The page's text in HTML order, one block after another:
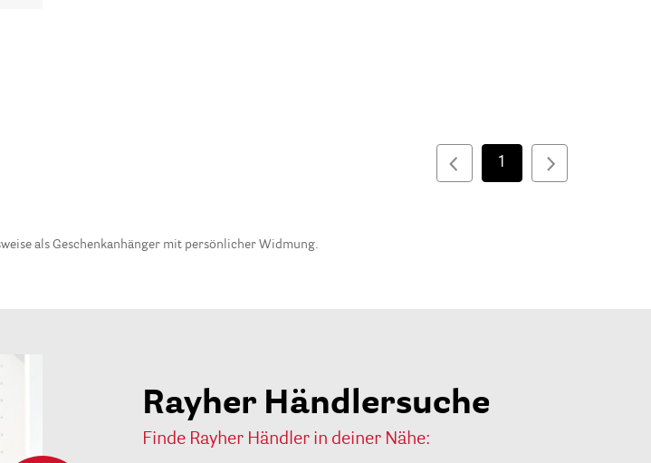
1
als Geschenkanhänger mit persönlicher Widmung.
Rayher Händlersuche
Finde Rayher Händler in deiner Nähe: